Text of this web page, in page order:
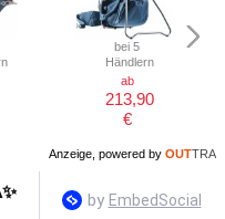
bei 5
Händlern
ab
213,90
€
Anzeige, powered by OUTTRA